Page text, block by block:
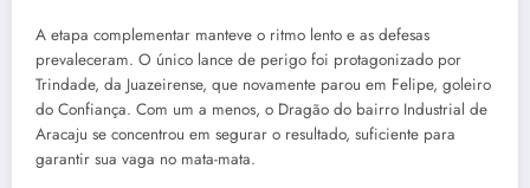
A etapa complementar manteve o ritmo lento e as defesas
prevaleceram. O único lance de perigo foi protagonizado por
Trindade, da Juazeirense, que novamente parou em Felipe, goleiro
do Confiança. Com um a menos, o Dragão do bairro Industrial de
Aracaju se concentrou em segurar o resultado, suficiente para
garantir sua vaga no mata-mata.